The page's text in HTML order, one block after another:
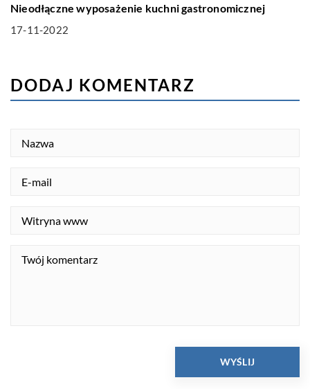
Nieodłączne wyposażenie kuchni gastronomicznej
17-11-2022
DODAJ KOMENTARZ